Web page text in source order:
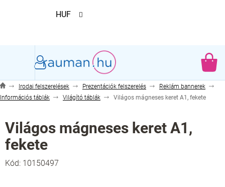
HUF
Irodai felszerelések Prezentációk felszerelés
Reklám bannerek
Információs táblák
Világító táblák Világos mágneses keret A1, fekete
Világos mágneses keret A1,
fekete
Kód: 10150497